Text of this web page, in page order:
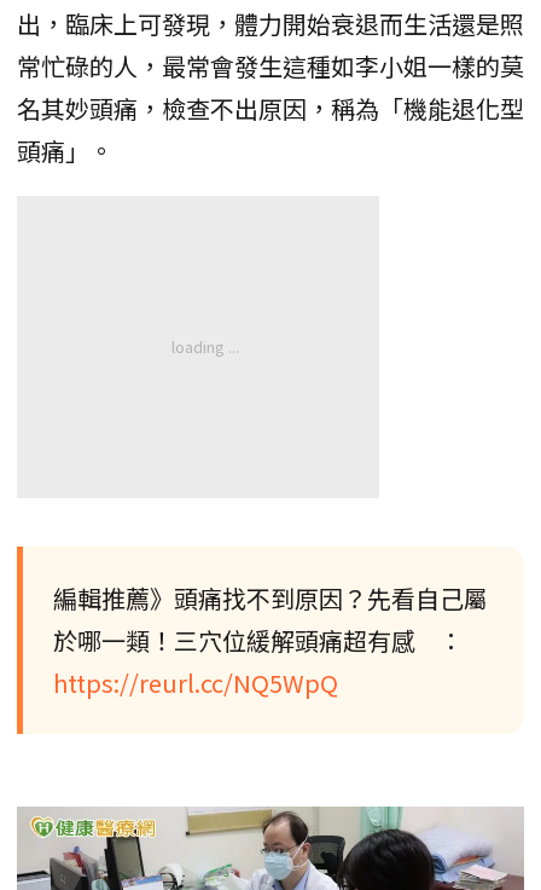
出，臨床上可發現，體力開始衰退而生活還是照
常忙碌的人，最常會發生這種如李小姐一樣的莫
名其妙頭痛，檢查不出原因，稱為「機能退化型
頭痛」。
編輯推薦》頭痛找不到原因？先看自己屬
於哪一類！三穴位緩解頭痛超有感 ：
https://reurl.cc/NQ5WpQ